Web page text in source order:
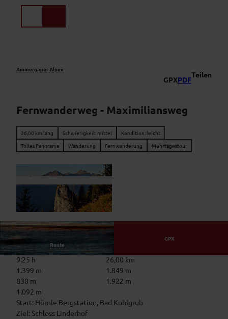
Ammergauer Alpen
GPXPDF
Teilen
Fernwanderweg - Maximiliansweg
26,00 km lang Schwierigkeit: mittel
Kondition: leicht
Tolles Panorama
Wanderung Fernwanderung Mehrtagestour
Route
GPX
9:25 h
26,00 km
1.399 m
1.849 m
830 m
1.922 m
1.092 m
Start: Hörnle Bergstation, Bad Kohlgrub
Ziel: Schloss Linderhof